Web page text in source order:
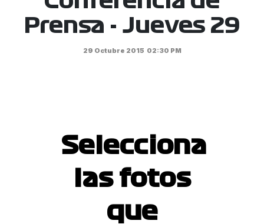
Prensa - Jueves 29
29 Octubre 2015 02:30 PM
Selecciona
las fotos
que